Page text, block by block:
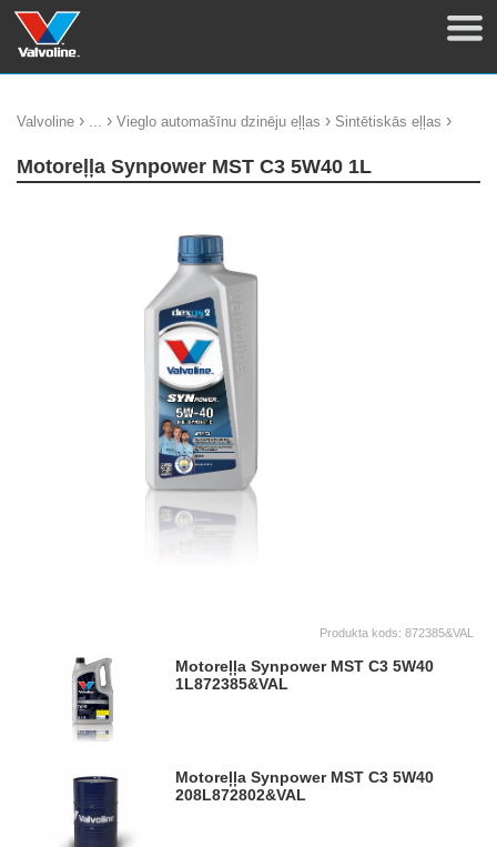
Valvoline › ... › Vieglo automašīnu dzinēju eļļas › Sintētiskās eļļas ›
Motoreļļa Synpower MST C3 5W40 1L
Produkta kods: 872385&VAL
Motoreļļa Synpower MST C3 5W40
1L872385&VAL
Motoreļļa Synpower MST C3 5W40
208L872802&VAL